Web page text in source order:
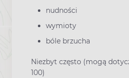
nudności
wymioty
bóle brzucha
Niezbyt często (mogą
100)